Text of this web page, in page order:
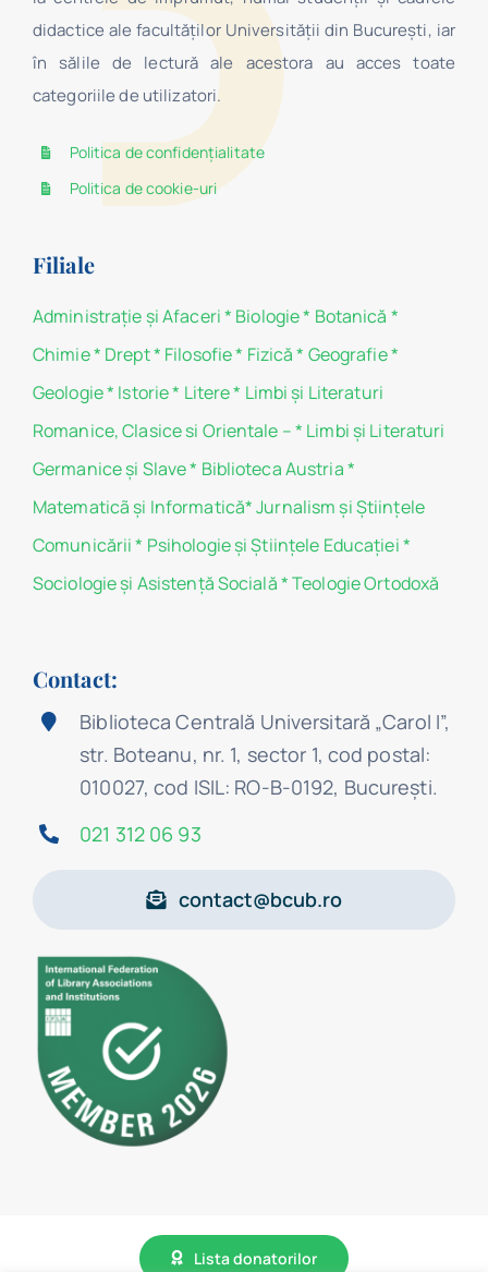
didactice ale facultăților Universității din București, iar
în sălile de lectură ale acestora au acces toate
categoriile de utilizatori.
Politica de confidențialitate
Politica de cookie-uri
Filiale
Administraţie şi Afaceri* Biologie* Botanică *
Chimie* Drept* Filosofie* Fizică * Geografie*
Geologie* Istorie* Litere* Limbi și Literaturi
Romanice, Clasice si Orientale –* Limbi și Literaturi
Germanice şi Slave* Biblioteca Austria*
Matematicã și Informatică*Jurnalism şi Ştiinţele
Comunicării * Psihologie şi Ştiinţele Educaţiei*
Sociologie şi Asistenţă Socială*Teologie Ortodoxă
Contact:
Biblioteca Centrală Universitară „Carol I”,
str. Boteanu, nr. 1, sector 1, cod postal:
010027, cod ISIL: RO-B-0192, Bucureşti.
021 312 06 93
contact@bcub.ro
Lista donatorilor